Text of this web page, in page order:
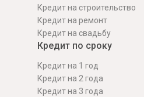
Кредит на строительcтво
Кредит на ремонт
Кредит на свадьбу
Кредит по сроку
Кредит на 1 год
Кредит на 2 года
Кредит на 3 года